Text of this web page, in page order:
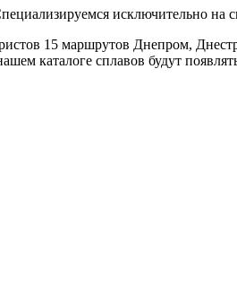
исключительно на
15 маршрутов Днепром,
каталоге сплавов будут